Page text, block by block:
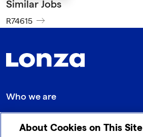
Similar Jobs
R74615
Who we are
Quick Links
About Cookies on This Site